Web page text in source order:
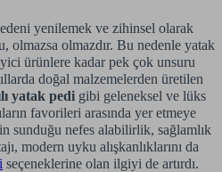
yenilemek ve zihinsel olarak
olmazsa olmazdır. Bu nedenle yatak
ürünlere kadar pek çok unsuru
doğal malzemelerden üretilen
yatak pedi gibi geleneksel ve lüks
favorileri arasında yer etmeye
sunduğu nefes alabilirlik, sağlamlık
modern uyku alışkanlıklarını da
seçeneklerine olan ilgiyi de artırdı.